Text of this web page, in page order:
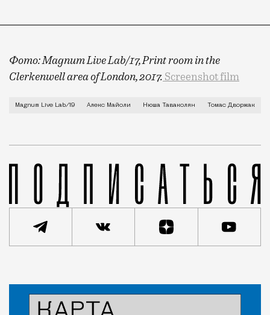
Фото: Magnum Live Lab/17, Print room in the
Clerkenwell area of London, 2017. Screenshot film
Фотографы одного из главных мировых агентств
Magnum Live Lab/19 Алекс Майоли Нюша Таваколян Томас Дворжак
Статья
Город
Редакция Москвич Mag